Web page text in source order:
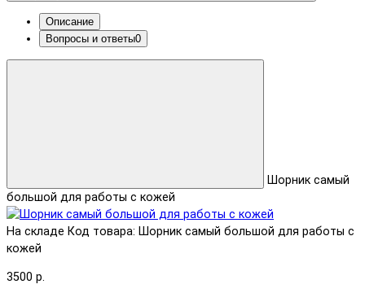
Описание
Вопросы и ответы0
Шорник самый
большой для работы с кожей
На складе Код товара: Шорник самый большой для работы с
кожей
3500 р.